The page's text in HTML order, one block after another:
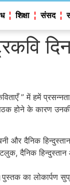
शिक्षा संसद
” में हमें
पाठक होने के कारण
और दैनिक
दैनिक हिन्दुस्तान
का लोकार्पण